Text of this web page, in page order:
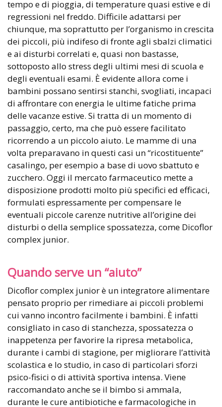
tempo e di pioggia, di temperature quasi estive e di
regressioni nel freddo. Difficile adattarsi per
chiunque, ma soprattutto per l’organismo in crescita
dei piccoli, più indifeso di fronte agli sbalzi climatici
e ai disturbi correlati e, quasi non bastasse,
sottoposto allo stress degli ultimi mesi di scuola e
degli eventuali esami. È evidente allora come i
bambini possano sentirsi stanchi, svogliati, incapaci
di affrontare con energia le ultime fatiche prima
delle vacanze estive. Si tratta di un momento di
passaggio, certo, ma che può essere facilitato
ricorrendo a un piccolo aiuto. Le mamme di una
volta preparavano in questi casi un “ricostituente”
casalingo, per esempio a base di uovo sbattuto e
zucchero. Oggi il mercato farmaceutico mette a
disposizione prodotti molto più specifici ed efficaci,
formulati espressamente per compensare le
eventuali piccole carenze nutritive all’origine dei
disturbi o della semplice spossatezza, come Dicoflor
complex junior.
Quando serve un “aiuto”
Dicoflor complex junior è un integratore alimentare
pensato proprio per rimediare ai piccoli problemi
cui vanno incontro facilmente i bambini. È infatti
consigliato in caso di stanchezza, spossatezza o
inappetenza per favorire la ripresa metabolica,
durante i cambi di stagione, per migliorare l’attività
scolastica e lo studio, in caso di particolari sforzi
psico-fisici o di attività sportiva intensa. Viene
raccomandato anche se il bimbo si ammala,
durante le cure antibiotiche e farmacologiche in